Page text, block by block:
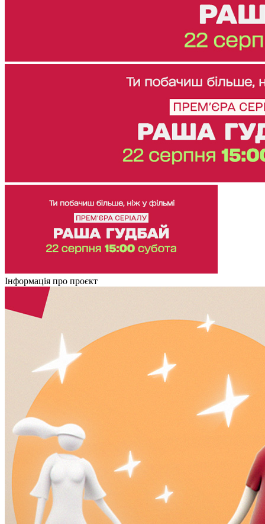
Інформація про проєкт